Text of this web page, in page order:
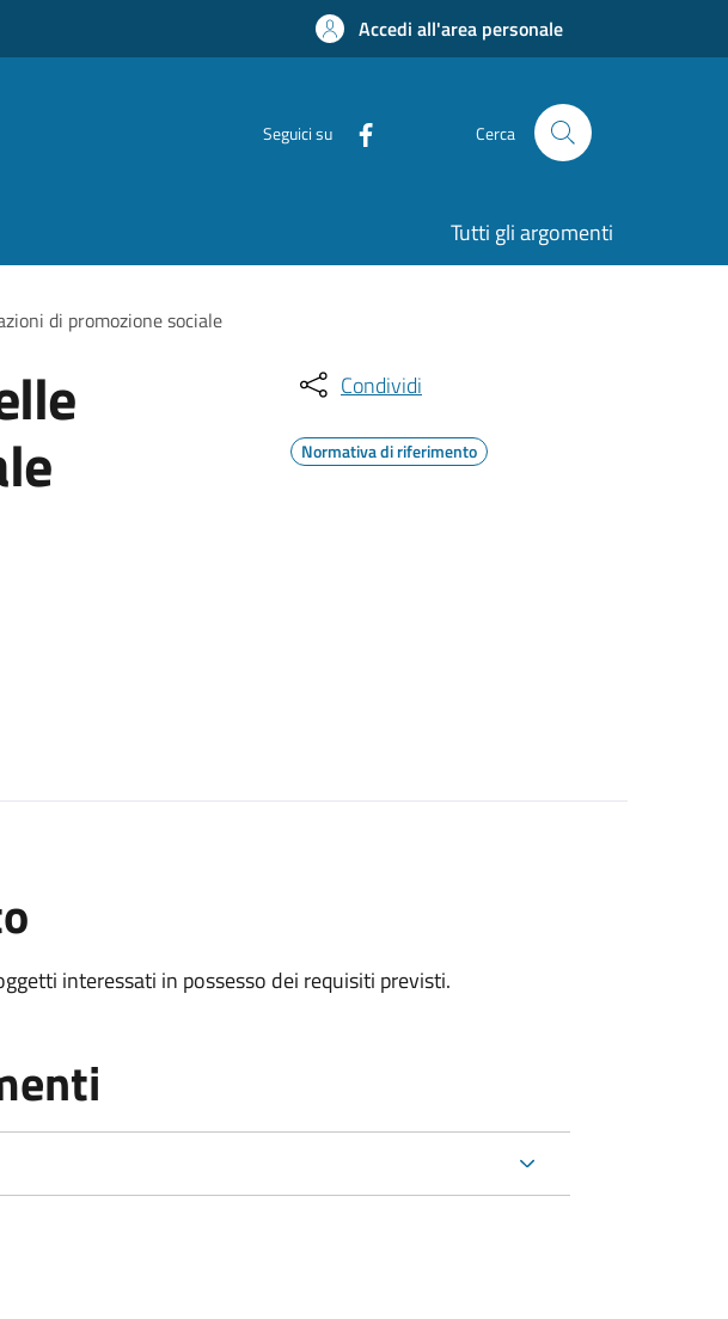
Accedi all'area personale
Seguici su Cerca
Tutti gli argomenti
di promozione sociale
Condividi
Normativa di riferimento
interessati in possesso dei requisiti previsti.